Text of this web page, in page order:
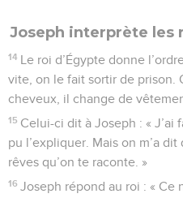
Joseph interprète les
14 Le roi d’Égypte donne
vite, on le fait sortir de prison.
cheveux, il change de
15 Celui-ci dit à Joseph : « J’ai
pu l’expliquer. Mais on m’a
rêves qu’on te raconte. »
16 Joseph répond au roi : « Ce